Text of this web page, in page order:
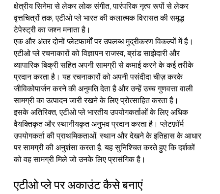
क्षेत्रीय सिनेमा से लेकर लोक संगीत, पारंपरिक नृत्य रूपों से लेकर
वृत्तचित्रों तक, एटीओ प्ले भारत की कलात्मक विरासत की समृद्ध
टेपेस्ट्री का जश्न मनाता है।
एक और अंतर दोनों प्लेटफार्मों पर उपलब्ध मुद्रीकरण विकल्पों में है।
एटीओ प्ले रचनाकारों को विज्ञापन राजस्व, ब्रांड साझेदारी और
व्यापारिक बिक्री सहित अपनी सामग्री से कमाई करने के कई तरीके
प्रदान करता है। यह रचनाकारों को अपनी पसंदीदा चीज़ करके
जीविकोपार्जन करने की अनुमति देता है और उन्हें उच्च गुणवत्ता वाली
सामग्री का उत्पादन जारी रखने के लिए प्रोत्साहित करता है।
इसके अतिरिक्त, एटीओ प्ले भारतीय उपयोगकर्ताओं के लिए अधिक
वैयक्तिकृत और स्थानीयकृत अनुभव प्रदान करता है। प्लेटफ़ॉर्म
उपयोगकर्ता की प्राथमिकताओं, स्थान और देखने के इतिहास के आधार
पर सामग्री की अनुशंसा करता है, यह सुनिश्चित करते हुए कि दर्शकों
को वह सामग्री मिले जो उनके लिए प्रासंगिक है।
एटीओ प्ले पर अकाउंट कैसे बनाएं